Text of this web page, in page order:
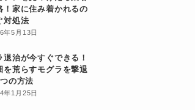
！家に住み着かれるの
対処法
年5月13日
退治が今すぐできる！
を荒らすモグラを撃退
の方法
年1月25日